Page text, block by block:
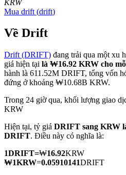
COIN-M Futures
Futures sử dụng token làm tài
Phái sinh cổ phiếu, ngoại hối,
KRW
Mua drift (drift)
Về Drift
Drift (DRIFT) đang trải qua một xu
giá hiện tại là ₩16.92 KRW cho
hành là 611.52M DRIFT, tổng vốn
đứng ở khoảng ₩10.68B KRW.
Trong 24 giờ qua, khối lượng giao
KRW
Hiện tại, tỷ giá DRIFT sang KRW
DRIFT. Điều này có nghĩa là:
1DRIFT=₩16.92KRW
₩1KRW=0.05910141DRIFT